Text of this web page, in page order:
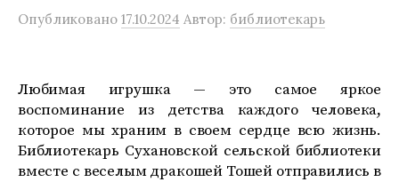
Опубликовано 17.10.2024 Автор: библиотекарь
Любимая игрушка — это самое яркое
воспоминание из детства каждого человека,
которое мы храним в своем сердце всю жизнь.
Библиотекарь Сухановской сельской библиотеки
вместе с веселым дракошей Тошей отправились в